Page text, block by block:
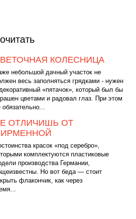
КОЛЕСНИЦА
небольшой дачный участок не
весь заполняться грядками - нужен
«пятачок», который был бы
цветами и радовал глаз. При этом
обязательно...
ОТЛИЧИШЬ ОТ
красок «под серебро»,
комплектуются пластиковые
производства Германии,
Но вот беда — стоит
флакончик, как через